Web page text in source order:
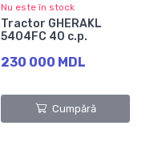
Nu este în stock
Tractor GHERAKL
5404FC 40 c.p.
230 000 MDL
Cumpără